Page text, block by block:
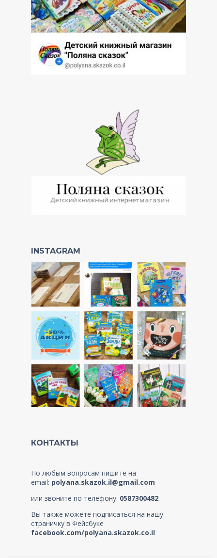
INSTAGRAM
КОНТАКТЫ
По любым вопросам пишите на
email: polyana.skazok.il@gmail.com
или звоните по телефону: 0587300482.
Вы также можете подписаться на нашу
страничку в Фейсбуке
facebook.com/polyana.skazok.co.il